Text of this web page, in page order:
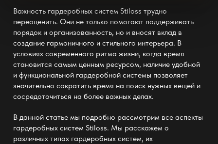
Важность гардеробных систем Stiloss трудно
переоценить. Они не только помогают поддерживать
порядок и организованность, но и вносят вклад в
создание гармоничного и стильного интерьера. В
условиях современного ритма жизни, когда время
становится самым ценным ресурсом, наличие удобной
и функциональной гардеробной системы позволяет
значительно сократить время на поиск нужных вещей и
сосредоточиться на более важных делах.
В данной статье мы подробно рассмотрим все аспекты
гардеробных систем Stiloss. Мы расскажем о
различных типах гардеробных систем, их